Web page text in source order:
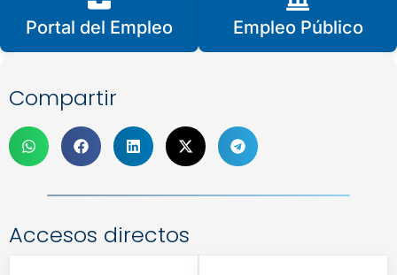
Portal del Empleo Empleo Público
Compartir
Accesos directos